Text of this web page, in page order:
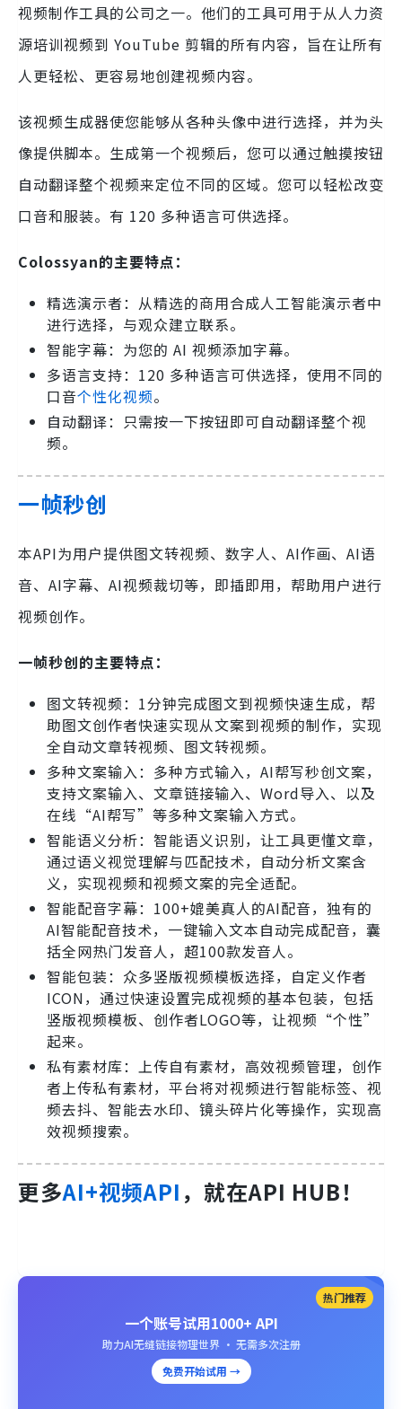
视频制作工具的公司之一。他们的工具可用于从人力资
源培训视频到 YouTube 剪辑的所有内容，旨在让所有
人更轻松、更容易地创建视频内容。
该视频生成器使您能够从各种头像中进行选择，并为头
像提供脚本。生成第一个视频后，您可以通过触摸按钮
自动翻译整个视频来定位不同的区域。您可以轻松改变
口音和服装。有 120 多种语言可供选择。
Colossyan的主要特点：
精选演示者：从精选的商用合成人工智能演示者中
进行选择，与观众建立联系。
智能字幕：为您的 AI 视频添加字幕。
多语言支持：120 多种语言可供选择，使用不同的
口音个性化视频。
自动翻译：只需按一下按钮即可自动翻译整个视
频。
一帧秒创
本API为用户提供图文转视频、数字人、AI作画、AI语
音、AI字幕、AI视频裁切等，即插即用，帮助用户进行
视频创作。
一帧秒创的主要特点：
图文转视频：1分钟完成图文到视频快速生成，帮
助图文创作者快速实现从文案到视频的制作，实现
全自动文章转视频、图文转视频。
多种文案输入：多种方式输入，AI帮写秒创文案，
支持文案输入、文章链接输入、Word导入、以及
在线“AI帮写”等多种文案输入方式。
智能语义分析：智能语义识别，让工具更懂文章，
通过语义视觉理解与匹配技术，自动分析文案含
义，实现视频和视频文案的完全适配。
智能配音字幕：100+媲美真人的AI配音，独有的
AI智能配音技术，一键输入文本自动完成配音，囊
括全网热门发音人，超100款发音人。
智能包装：众多竖版视频模板选择，自定义作者
ICON，通过快速设置完成视频的基本包装，包括
竖版视频模板、创作者LOGO等，让视频“个性”
起来。
私有素材库：上传自有素材，高效视频管理，创作
者上传私有素材，平台将对视频进行智能标签、视
频去抖、智能去水印、镜头碎片化等操作，实现高
效视频搜索。
更多AI+视频API ，就在API HUB！
热门推荐
一个账号试用1000+ API
助力AI无缝链接物理世界 · 无需多次注册
免费开始试用 →